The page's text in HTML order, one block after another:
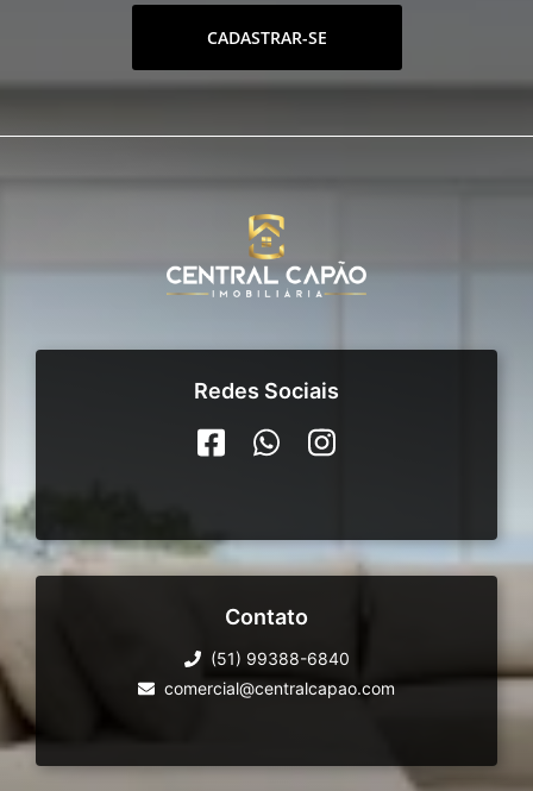
CADASTRAR-SE
Redes Sociais
Contato
(51) 99388-6840
comercial@centralcapao.com